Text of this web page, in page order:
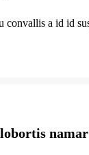
convallis a id id
lobortis namar